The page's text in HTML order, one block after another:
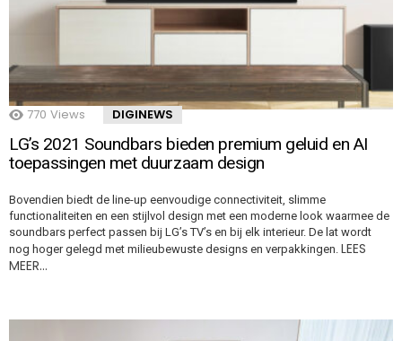
770 Views DIGINEWS
LG’s 2021 Soundbars bieden premium geluid en AI
toepassingen met duurzaam design
Bovendien biedt de line-up eenvoudige connectiviteit, slimme
functionaliteiten en een stijlvol design met een moderne look waarmee de
soundbars perfect passen bij LG’s TV’s en bij elk interieur. De lat wordt
nog hoger gelegd met milieubewuste designs en verpakkingen. LEES
MEER…